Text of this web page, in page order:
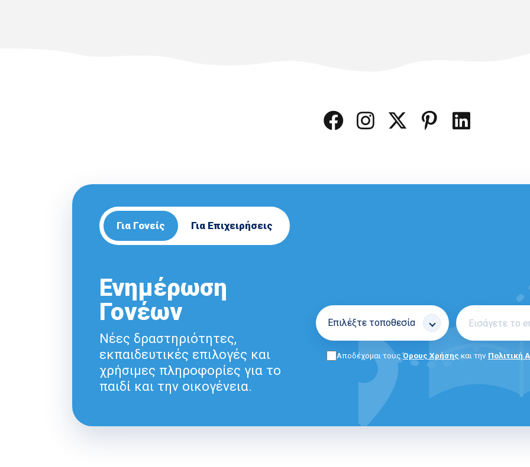
Για Γονείς Για Επιχειρήσεις
Ενημέρωση
Γονέων
Νέες δραστηριότητες,
εκπαιδευτικές επιλογές και
χρήσιμες πληροφορίες για το
παιδί και την οικογένεια.
Αποδέχομαι τουςΌρους Χρήσης και την Πολιτική